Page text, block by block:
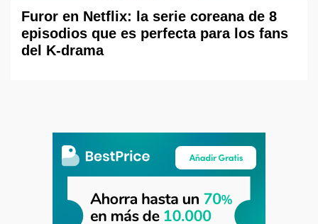
Furor en Netflix: la serie coreana de 8
episodios que es perfecta para los fans
del K-drama